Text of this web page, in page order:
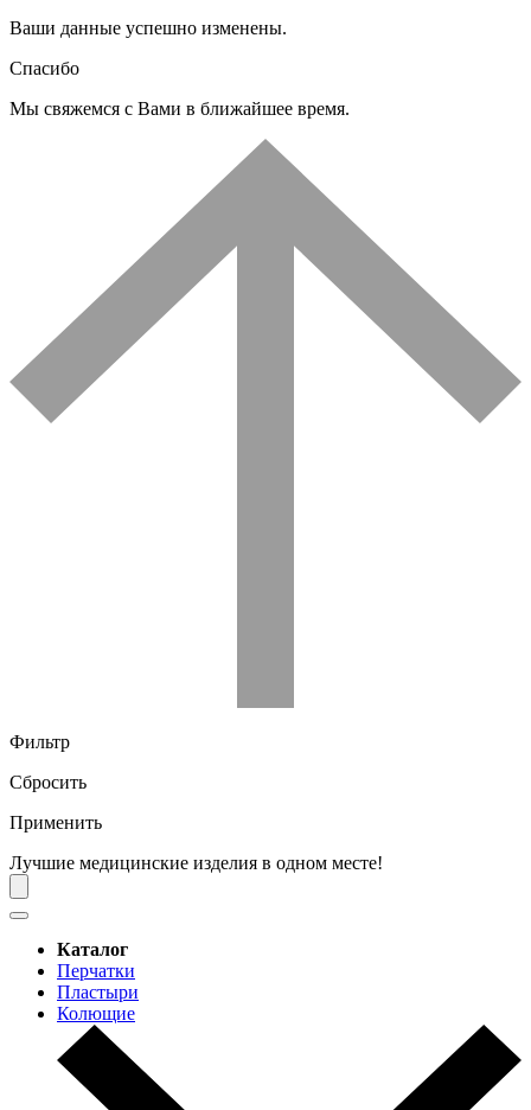
Ваши данные успешно изменены.
Спасибо
Мы свяжемся с Вами в ближайшее время.
Фильтр
Сбросить
Применить
Лучшие медицинские изделия в одном месте!
Каталог
Перчатки
Пластыри
Колющие